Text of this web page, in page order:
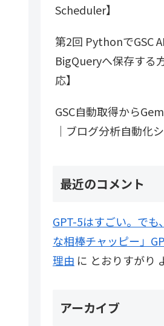
Scheduler】
第2回 PythonでGSC
BigQueryへ保存する
応】
GSC自動取得から
｜ブログ分析自動化
最近のコメント
GPT-5はすごい。でも
な相棒チャッピー」
理由 に とおりすがり
アーカイブ